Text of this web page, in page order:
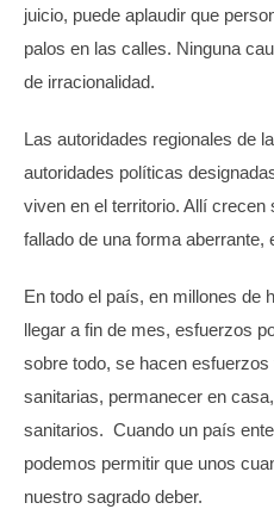
juicio, puede aplaudir que
palos en las calles. Ninguna
de irracionalidad.
Las autoridades regionales de
autoridades políticas
viven en el territorio. Allí
fallado de una forma aberrante,
En todo el país, en millones de
llegar a fin de mes, esfuerzos
sobre todo, se hacen
sanitarias, permanecer en
sanitarios. Cuando un país
podemos permitir que unos
nuestro sagrado deber.